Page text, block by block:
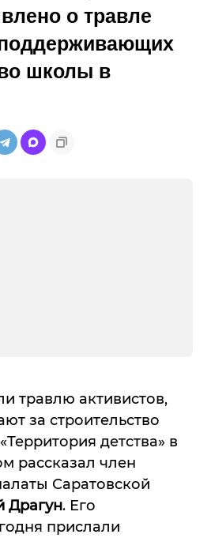
о травле
школы в
травлю активистов,
за строительство
детства» в
рассказал член
Саратовской
Драгун. Его
прислали